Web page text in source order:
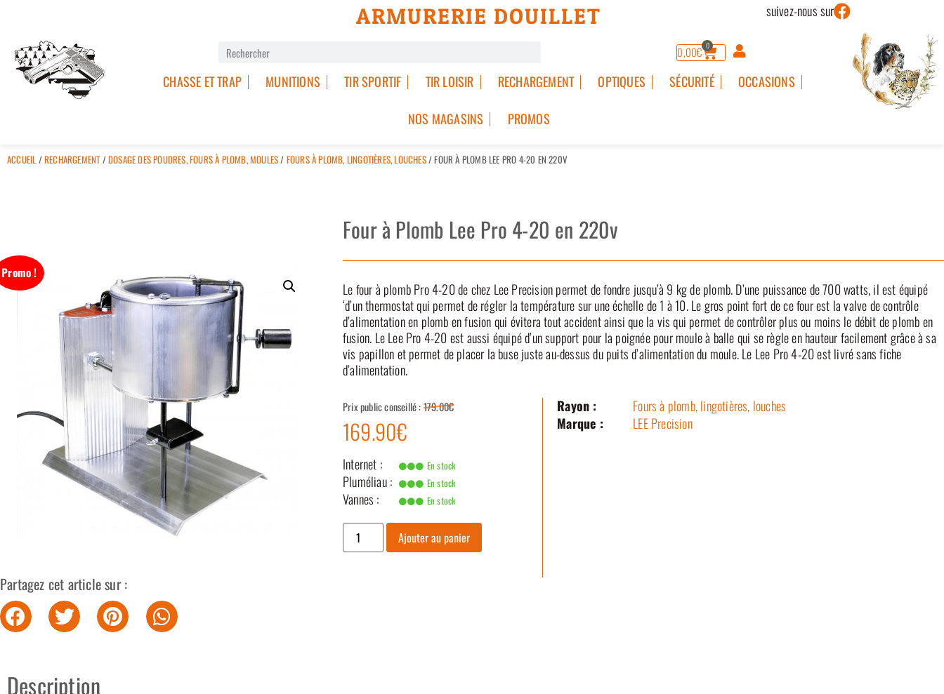
suivez-nous sur
ARMURERIE DOUILLET
0,00€ 0
CHASSE ET TRAP MUNITIONS TIR SPORTIF TIR LOISIR RECHARGEMENT OPTIQUES SÉCURITÉ OCCASIONS
NOS MAGASINS PROMOS
ACCUEIL /RECHARGEMENT /DOSAGE DES POUDRES, FOURS À PLOMB, MOULES/ FOURS À PLOMB, LINGOTIÈRES, LOUCHES/ FOUR À PLOMB LEE PRO 4-20 EN 220V
Promo !
Partagez cet article sur :
Four à Plomb Lee Pro 4-20 en 220v
Le four à plomb Pro 4-20 de chez Lee Precision permet de fondre jusqu’à 9 kg de plomb. D’une puissance de 700 watts, il est équipé
‘d’un thermostat qui permet de régler la température sur une échelle de 1 à 10. Le gros point fort de ce four est la valve de contrôle
d’alimentation en plomb en fusion qui évitera tout accident ainsi que la vis qui permet de contrôler plus ou moins le débit de plomb en
fusion. Le Lee Pro 4-20 est aussi équipé d’un support pour la poignée pour moule à balle qui se règle en hauteur facilement grâce à sa
vis papillon et permet de placer la buse juste au-dessus du puits d’alimentation du moule. Le Lee Pro 4-20 est livré sans fiche
d’alimentation.
Prix public conseillé :179.00€
169.90€
Internet : En stock
Pluméliau : En stock
Vannes : En stock
Ajouter au panier
Rayon :
Fours à plomb, lingotières, louches
Marque :
LEE Precision
Description